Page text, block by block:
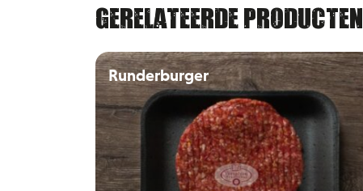
Gerelateerde producten
Runderburger